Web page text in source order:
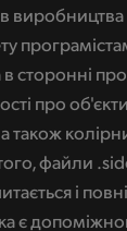
виробництва
сторонні
про
також
файли
і
є